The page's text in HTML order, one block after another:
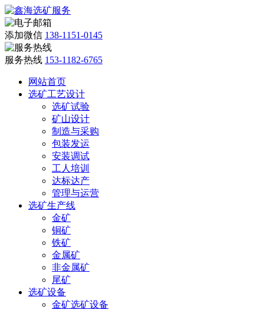
添加微信 138-1151-0145
服务热线 153-1182-6765
网站首页
选矿工艺设计
选矿试验
矿山设计
制造与采购
包装发运
安装调试
工人培训
达标达产
管理与运营
选矿生产线
金矿
铜矿
铁矿
金属矿
非金属矿
尾矿
选矿设备
金矿选矿设备